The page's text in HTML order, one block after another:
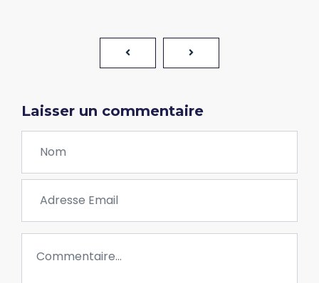
Laisser un commentaire